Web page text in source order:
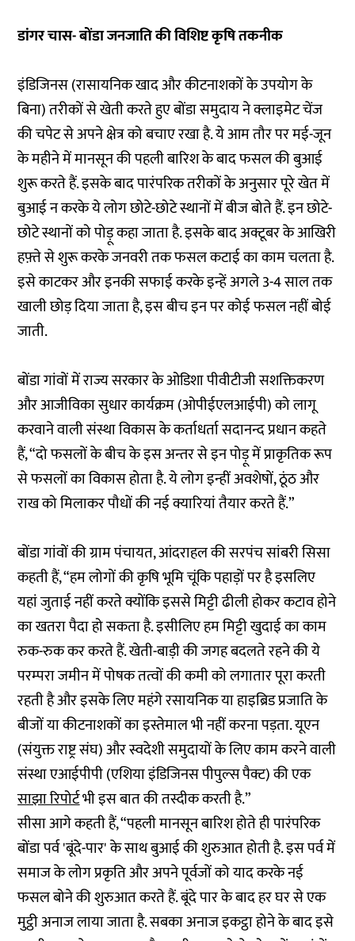
डांगर चास- बोंडा जनजाति की विशिष्ट कृषि तकनीक
इंडिजिनस (रासायनिक खाद और कीटनाशकों के उपयोग के
बिना) तरीकों से खेती करते हुए बोंडा समुदाय ने क्लाइमेट चेंज
की चपेट से अपने क्षेत्र को बचाए रखा है. ये आम तौर पर मई-जून
के महीने में मानसून की पहली बारिश के बाद फसल की बुआई
शुरू करते हैं. इसके बाद पारंपरिक तरीकों के अनुसार पूरे खेत में
बुआई न करके ये लोग छोटे-छोटे स्थानों में बीज बोते हैं. इन छोटे-
छोटे स्थानों को पोड़ू कहा जाता है. इसके बाद अक्टूबर के आखिरी
हफ़्ते से शुरू करके जनवरी तक फसल कटाई का काम चलता है.
इसे काटकर और इनकी सफाई करके इन्हें अगले 3-4 साल तक
खाली छोड़ दिया जाता है, इस बीच इन पर कोई फसल नहीं बोई
जाती.
बोंडा गांवों में राज्य सरकार के ओडिशा पीवीटीजी सशक्तिकरण
और आजीविका सुधार कार्यक्रम (ओपीईएलआईपी) को लागू
करवाने वाली संस्था विकास के कर्ताधर्ता सदानन्द प्रधान कहते
हैं, “दो फसलों के बीच के इस अन्तर से इन पोड़ू में प्राकृतिक रूप
से फसलों का विकास होता है. ये लोग इन्हीं अवशेषों, ठूंठ और
राख को मिलाकर पौधों की नई क्यारियां तैयार करते हैं.”
बोंडा गांवों की ग्राम पंचायत, आंदराहल की सरपंच सांबरी सिसा
कहती हैं, “हम लोगों की कृषि भूमि चूंकि पहाड़ों पर है इसलिए
यहां जुताई नहीं करते क्योंकि इससे मिट्टी ढीली होकर कटाव होने
का खतरा पैदा हो सकता है. इसीलिए हम मिट्टी खुदाई का काम
रुक-रुक कर करते हैं. खेती-बाड़ी की जगह बदलते रहने की ये
परम्परा जमीन में पोषक तत्वों की कमी को लगातार पूरा करती
रहती है और इसके लिए महंगे रसायनिक या हाइब्रिड प्रजाति के
बीजों या कीटनाशकों का इस्तेमाल भी नहीं करना पड़ता. यूएन
(संयुक्त राष्ट्र संघ) और स्वदेशी समुदायों के लिए काम करने वाली
संस्था एआईपीपी (एशिया इंडिजिनस पीपुल्स पैक्ट) की एक
साझा रिपोर्टभी इस बात की तस्दीक करती है.”
सीसा आगे कहती हैं, “पहली मानसून बारिश होते ही पारंपरिक
बोंडा पर्व 'बूंदे-पार' के साथ बुआई की शुरुआत होती है. इस पर्व में
समाज के लोग प्रकृति और अपने पूर्वजों को याद करके नई
फसल बोने की शुरुआत करते हैं. बूंदे पार के बाद हर घर से एक
मुट्ठी अनाज लाया जाता है. सबका अनाज इकट्ठा होने के बाद इसे